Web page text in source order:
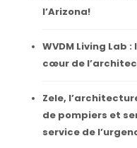
l’Arizona!
WVDM Living Lab
cœur de
Zele,
de pompiers et
service de